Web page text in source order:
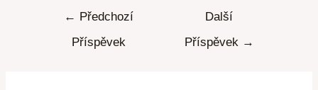
← Předchozí
Příspěvek
Další
Příspěvek →